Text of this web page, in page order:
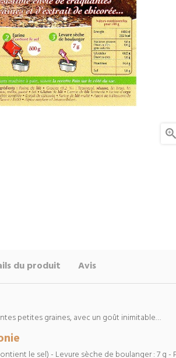

du produit Avis
petites graines, avec un goût inimitable…
le sel) - Levure sèche de boulanger : 7 g -